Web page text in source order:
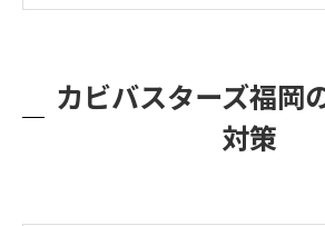
カビバスターズ福岡
対策